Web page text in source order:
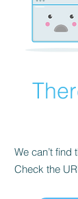
We can’t find
Check the